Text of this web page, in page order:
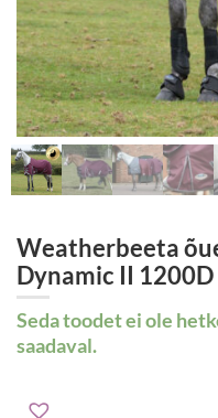
Weatherbeeta
Dynamic II
Seda toodet ei ole
saadaval.